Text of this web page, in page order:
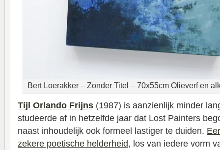
Bert Loerakker – Zonder Titel – 70x55cm Olieverf en
Tijl Orlando Frijns (1987) is aanzienlijk minder
studeerde af in hetzelfde jaar dat Lost Painters
naast inhoudelijk ook formeel lastiger te duiden.
zekere poetische helderheid, los van iedere vorm